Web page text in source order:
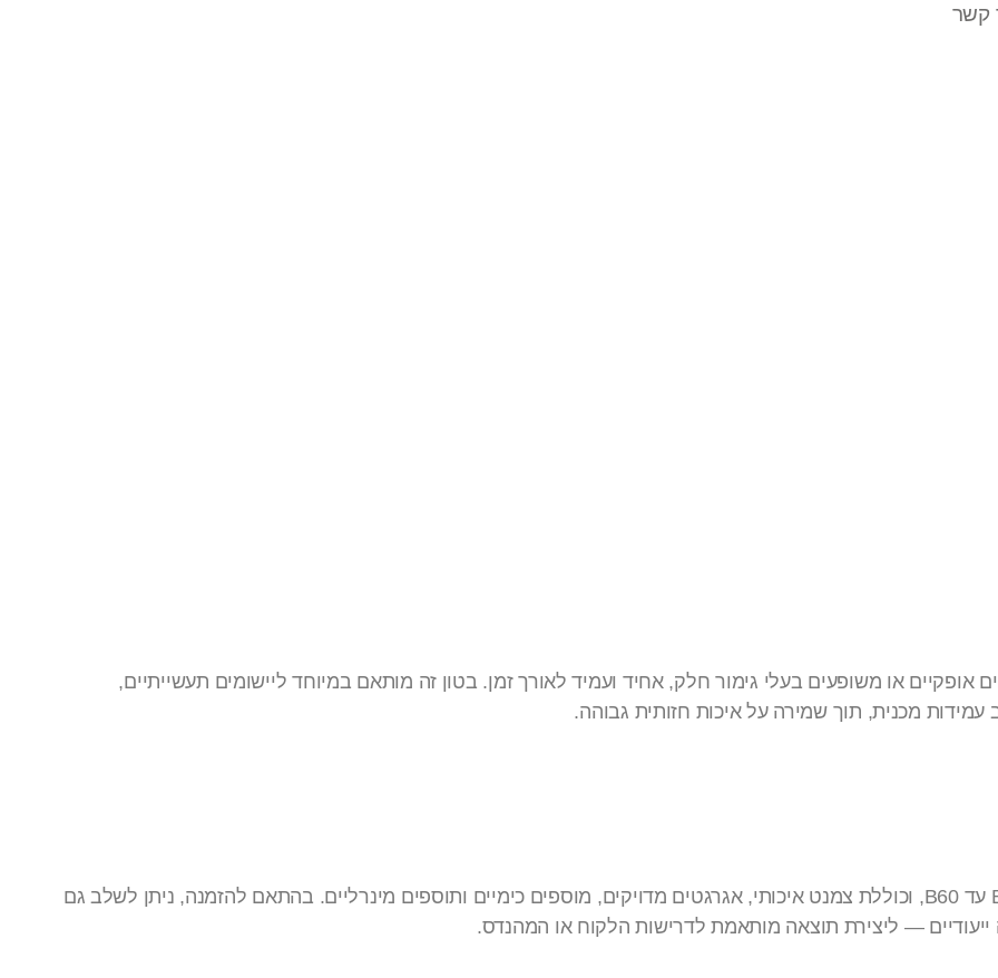
קשר
אופקיים או משופעים בעלי גימור חלק, אחיד ועמיד לאורך זמן. בטון זה מותאם במיוחד ליישומים תעשייתיים,
מכנית, תוך שמירה על איכות חזותית גבוהה.
מיוצרת לרוב בדרגות חוזק B30 עד B60, וכוללת צמנט איכותי, אגרגטים מדויקים, מוספים כימיים ותוספים מינרליים. בהתאם להזמנה, ניתן לשלב גם
ייעודיים — ליצירת תוצאה מותאמת לדרישות הלקוח או המהנדס.